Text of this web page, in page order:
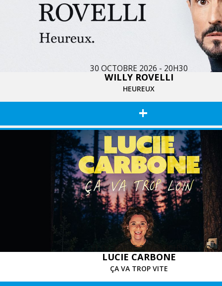
30 OCTOBRE 2026 - 20H30
WILLY ROVELLI
HEUREUX
+
31 OCTOBRE 2026 - 20H30
LUCIE CARBONE
ÇA VA TROP VITE